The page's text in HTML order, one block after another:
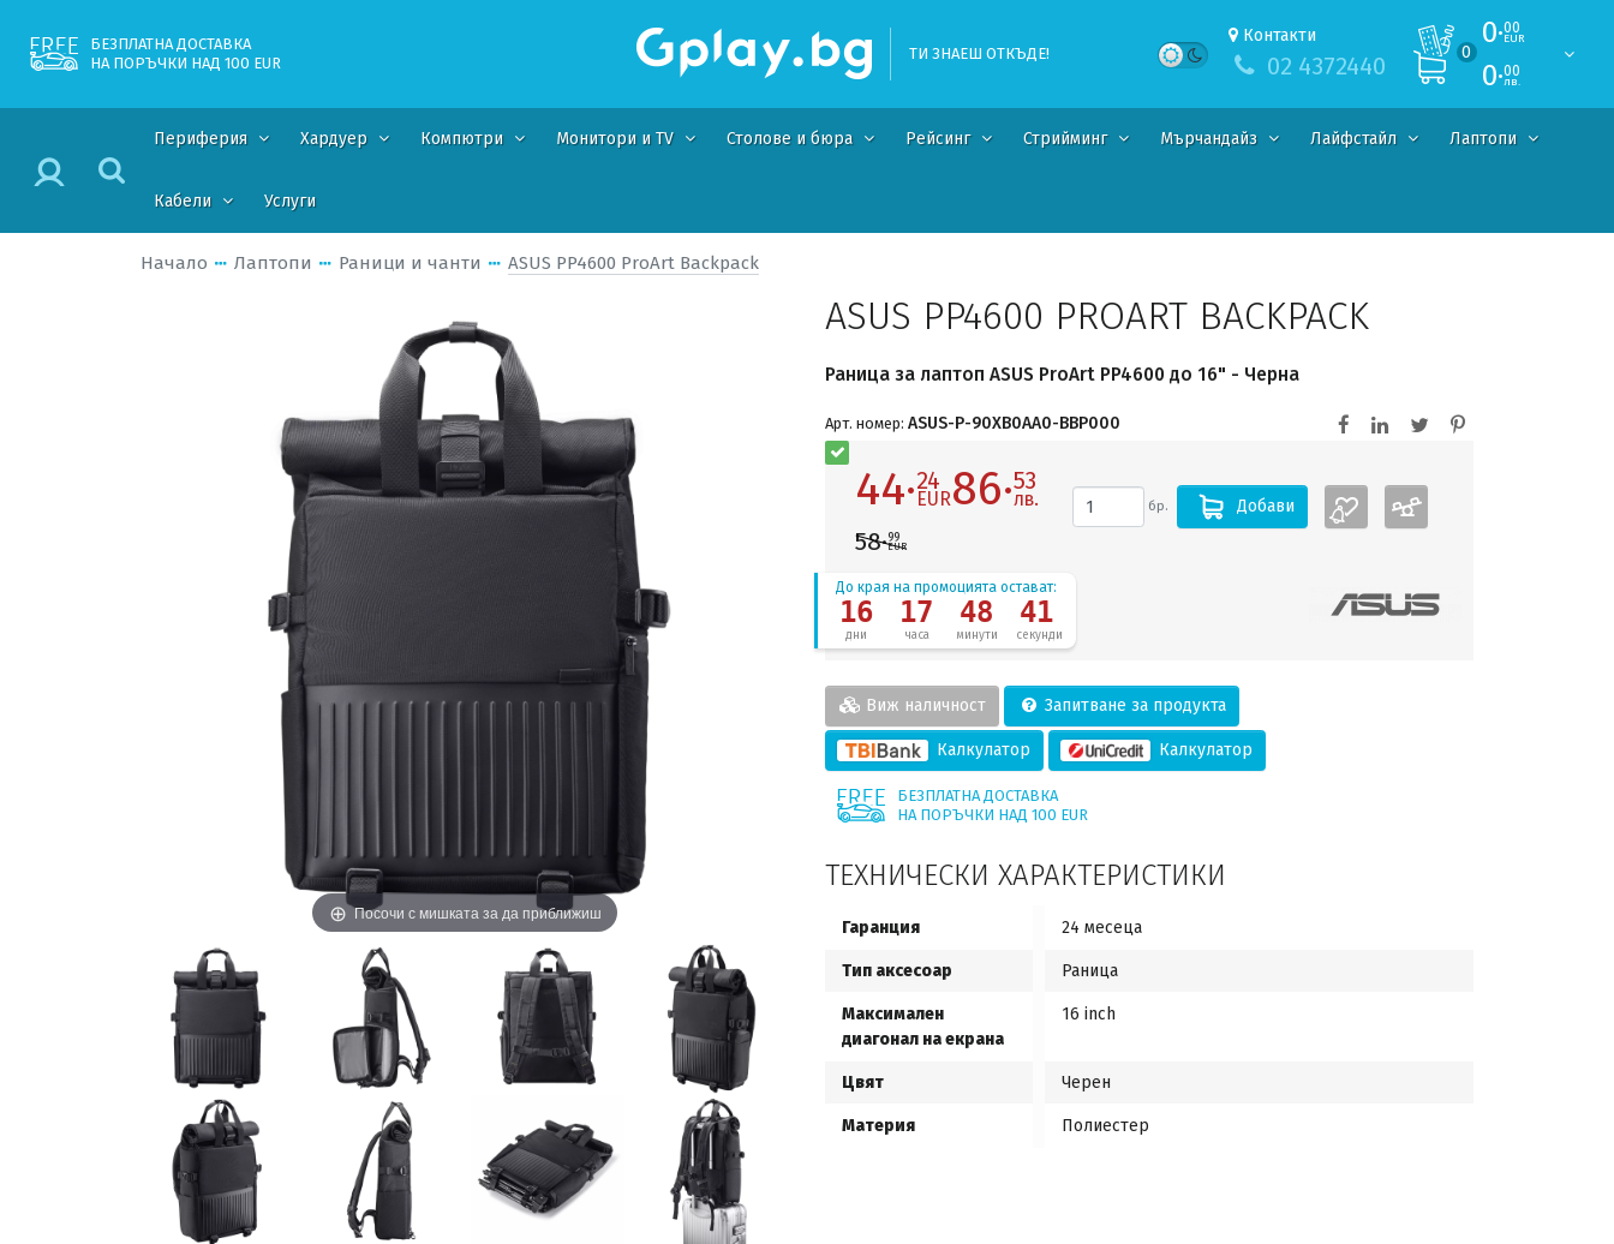
БЕЗПЛАТНА ДОСТАВКА
НА ПОРЪЧКИ НАД 100 EUR
ТИ ЗНАЕШ ОТКЪДЕ!
Контакти
02 4372440 0
0·00
EUR
0·00
лв.
Периферия Хардуер Компютри Монитори и TV Столове и бюра Рейсинг Стрийминг Мърчандайз Лайфстайл Лаптопи
Кабели Услуги
Начало Лаптопи Раници и чанти ASUS PP4600 ProArt Backpack
Посочи с мишката за да приближиш
ASUS PP4600 PROART BACKPACK
Раница за лаптоп ASUS ProArt PP4600 до 16" - Черна
Арт. номер: ASUS-P-90XB0AA0-BBP000
44·24
EUR86·53
лв.
58·99
EUR
бр. Добави
До края на промоцията остават:
16
дни
17
часа
48
минути
41
секунди
Виж наличност Запитване за продукта
Калкулатор Калкулатор
БЕЗПЛАТНА ДОСТАВКА
НА ПОРЪЧКИ НАД 100 EUR
ТЕХНИЧЕСКИ ХАРАКТЕРИСТИКИ
Гаранция 24 месеца
Тип аксесоар Раница
Максимален
диагонал на екрана
16 inch
Цвят Черен
Материя Полиестер